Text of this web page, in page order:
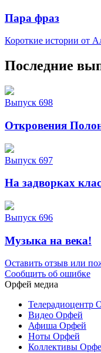
Пара фраз
Короткие истории от
Последние
Выпуск 698
Откровения
Выпуск 697
На задворках
Выпуск 696
Музыка на века!
Оставить отзыв или
Сообщить об ошибке
Орфей медиа
Телерадиоцентр
Видео Орфей
Афиша Орфей
Ноты Орфей
Коллективы